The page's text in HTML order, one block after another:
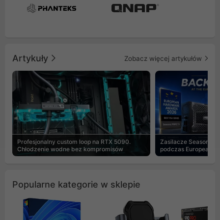
Artykuły Zobacz więcej artykułów
Profesjonalny custom loop na RTX 5090.
Chłodzenie wodne bez kompromisów
Zasilacze Seasonic
podczas European
Popularne kategorie w sklepie